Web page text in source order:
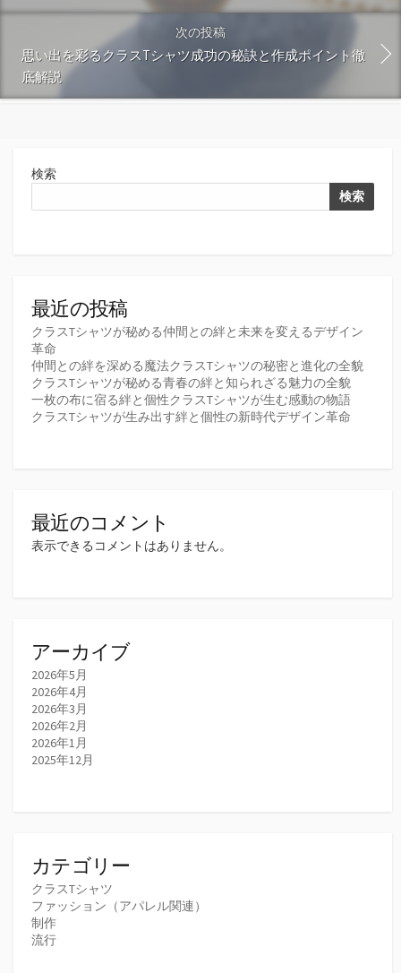
次の投稿
思い出を彩るクラスTシャツ成功の秘訣と作成ポイント徹
底解説
検索
検索
最近の投稿
クラスTシャツが秘める仲間との絆と未来を変えるデザイン
革命
仲間との絆を深める魔法クラスTシャツの秘密と進化の全貌
クラスTシャツが秘める青春の絆と知られざる魅力の全貌
一枚の布に宿る絆と個性クラスTシャツが生む感動の物語
クラスTシャツが生み出す絆と個性の新時代デザイン革命
最近のコメント
表示できるコメントはありません。
アーカイブ
2026年5月
2026年4月
2026年3月
2026年2月
2026年1月
2025年12月
カテゴリー
クラスTシャツ
ファッション（アパレル関連）
制作
流行